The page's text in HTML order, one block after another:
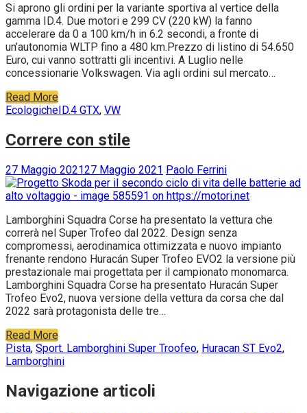
Si aprono gli ordini per la variante sportiva al vertice della
gamma ID.4. Due motori e 299 CV (220 kW) la fanno
accelerare da 0 a 100 km/h in 6.2 secondi, a fronte di
un’autonomia WLTP fino a 480 km.Prezzo di listino di 54.650
Euro, cui vanno sottratti gli incentivi. A Luglio nelle
concessionarie Volkswagen. Via agli ordini sul mercato…
Read More
EcologicheID.4 GTX, VW
Correre con stile
27 Maggio 202127 Maggio 2021 Paolo Ferrini
Lamborghini Squadra Corse ha presentato la vettura che
correrà nel Super Trofeo dal 2022. Design senza
compromessi, aerodinamica ottimizzata e nuovo impianto
frenante rendono Huracán Super Trofeo EVO2 la versione più
prestazionale mai progettata per il campionato monomarca.
Lamborghini Squadra Corse ha presentato Huracán Super
Trofeo Evo2, nuova versione della vettura da corsa che dal
2022 sarà protagonista delle tre…
Read More
Pista, Sport. Lamborghini Super Troofeo, Huracan ST Evo2,
Lamborghini
Navigazione articoli